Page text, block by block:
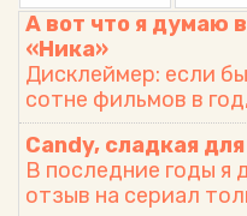
Несколько
советов для
повышения
посещаемос
и
А вот что я думаю
«Ника»
Дисклеймер: если
сотне фильмов в
Candy, сладкая
В последние годы я
отзыв на сериал